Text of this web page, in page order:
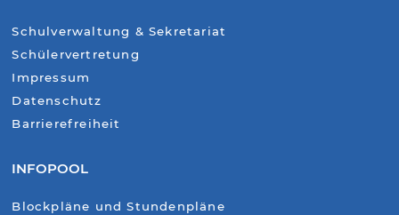
Schulverwaltung & Sekretariat
Schülervertretung
Impressum
Datenschutz
Barrierefreiheit
INFOPOOL
Blockpläne und Stundenpläne